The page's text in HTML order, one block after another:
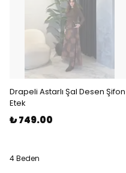
Drapeli Astarlı Şal Desen Şifon
Etek
₺ 749.00
4 Beden